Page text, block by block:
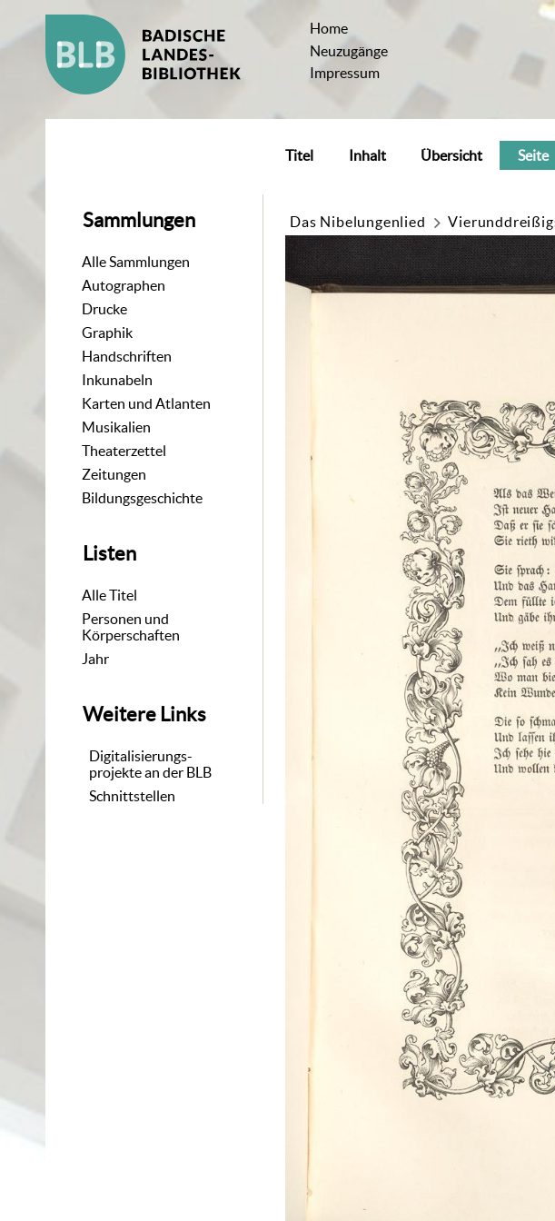
Home
Neuzugänge
Impressum
Sammlungen
Alle Sammlungen
Autographen
Drucke
Graphik
Handschriften
Inkunabeln
Karten und Atlanten
Musikalien
Theaterzettel
Zeitungen
Bildungsgeschichte
Listen
Alle Titel
Personen und
Körperschaften
Jahr
Weitere Links
Digitalisierungs-
projekte an der BLB
Schnittstellen
Titel Inhalt Übersicht Seite
Das Nibelungenlied